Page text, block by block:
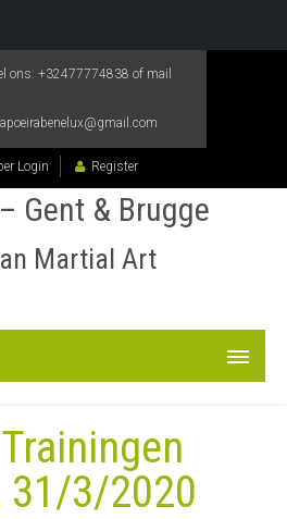
ons: +32477774838 of mail
Login Register
Gent & Brugge
Martial Art
31/3/2020